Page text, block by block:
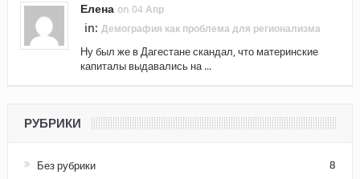
Елена on 04 Апр
in: Демография как проблема для регионализма
Ну был же в Дагестане скандал, что материнские
капиталы выдавались на ...
РУБРИКИ
Без рубрики 8